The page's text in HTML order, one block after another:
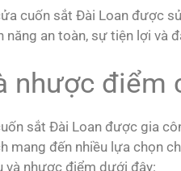
cuốn sắt Đài Loan được
năng an toàn, sự tiện lợi và
nhược điểm
sắt Đài Loan được gia
mang đến nhiều lựa chọn
và nhược điểm dưới đây: